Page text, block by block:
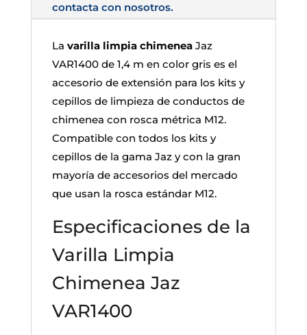
contacta con nosotros.
La varilla limpia chimeneaJaz
VAR1400 de 1,4 m en color gris es el
accesorio de extensión para los kits y
cepillos de limpieza de conductos de
chimenea con rosca métrica M12.
Compatible con todos los kits y
cepillos de la gama Jaz y con la gran
mayoría de accesorios del mercado
que usan la rosca estándar M12.
Especificaciones de la
Varilla Limpia
Chimenea Jaz
VAR1400